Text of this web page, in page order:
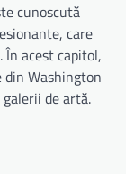
cunoscută
care
acest capitol,
Washington
de artă.